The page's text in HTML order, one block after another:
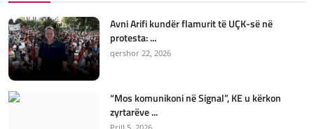
Avni Arifi kundër flamurit të UÇK-së në
protesta: ...
qershor 22, 2026
“Mos komunikoni në Signal”, KE u kërkon
zyrtarëve ...